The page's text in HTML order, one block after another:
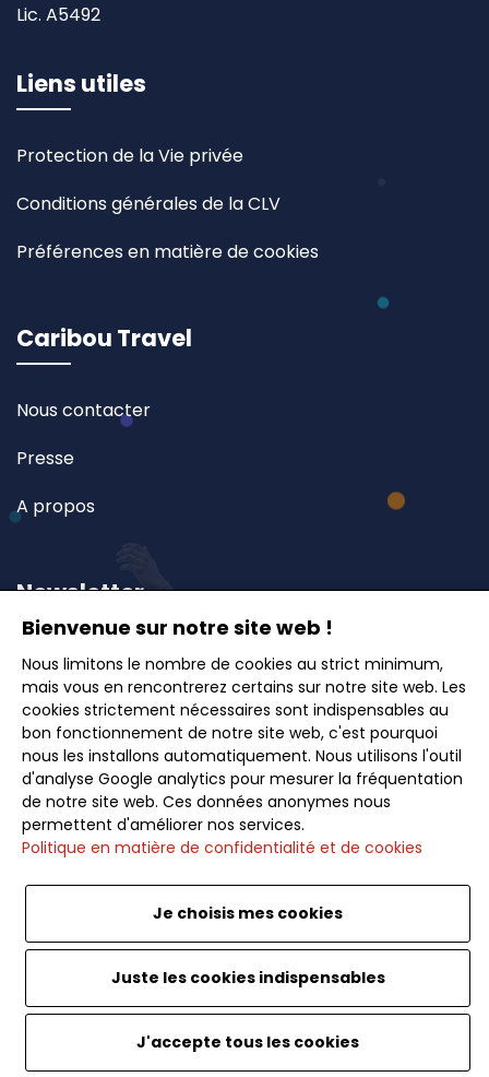
Lic. A5492
Liens utiles
Protection de la Vie privée
Conditions générales de la CLV
Préférences en matière de cookies
Caribou Travel
Nous contacter
Presse
A propos
Newsletter
Inscrivez-vous à notre newsletter et recevez en
avant-première nos offres exclusives, idées de
voyages et conseils pour des escapades inoubliables.
Souscrire
<
Website by SoWeDo. Caribou Travel. Tout droits
Bienvenue sur notre site web !
Nous limitons le nombre de cookies au strict minimum,
mais vous en rencontrerez certains sur notre site web. Les
cookies strictement nécessaires sont indispensables au
bon fonctionnement de notre site web, c'est pourquoi
nous les installons automatiquement. Nous utilisons l'outil
d'analyse Google analytics pour mesurer la fréquentation
de notre site web. Ces données anonymes nous
permettent d'améliorer nos services.
Politique en matière de confidentialité et de cookies
Je choisis mes cookies
Juste les cookies indispensables
J'accepte tous les cookies